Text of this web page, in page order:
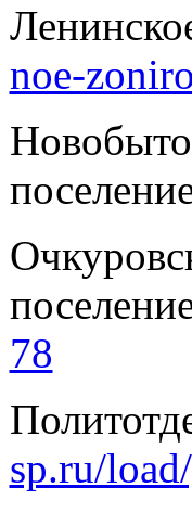
noe-
78
sp.ru/